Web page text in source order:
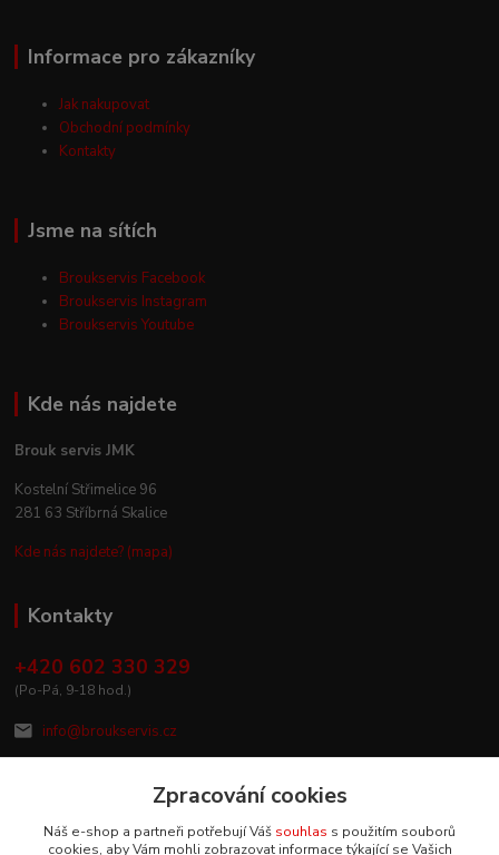
Informace pro zákazníky
Jak nakupovat
Obchodní podmínky
Kontakty
Jsme na sítích
Broukservis Facebook
Broukservis Instagram
Broukservis Youtube
Kde nás najdete
Brouk servis JMK
Kostelní Střimelice 96
281 63 Stříbrná Skalice
Kde nás najdete? (mapa)
Kontakty
+420 602 330 329
(Po-Pá, 9-18 hod.)
info@broukservis.cz
Zpracování cookies
Náš e-shop a partneři potřebují Váš souhlas s použitím souborů
cookies, aby Vám mohli zobrazovat informace týkající se Vašich